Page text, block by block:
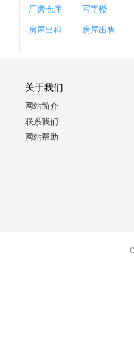
厂房仓库 写字楼
房屋出租 房屋出售
关于我们
网站简介
联系我们
网站帮助